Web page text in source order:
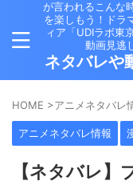
が言われるこんな
を楽しもう！ドラ
ィア「UDIラボ東
動画見逃
ネタバレや
HOME >アニメネタバレ
アニメネタバレ情報
【ネタバレ】